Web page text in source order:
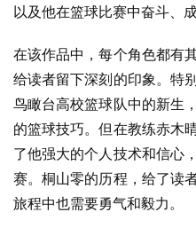
以及他在篮球比赛中奋斗、成
在该作品中，每个角色都有
给读者留下深刻的印象。特
鸟瞰台高校篮球队中的新生
的篮球技巧。但在教练赤木
了他强大的个人技术和信心
赛。桐山零的历程，给了读
旅程中也需要勇气和毅力。